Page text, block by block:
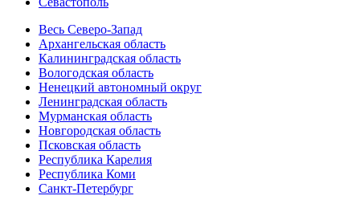
Весь Северо-Запад
Архангельская область
Калининградская область
Вологодская область
Ненецкий автономный округ
Ленинградская область
Мурманская область
Новгородская область
Псковская область
Республика Карелия
Республика Коми
Санкт-Петербург